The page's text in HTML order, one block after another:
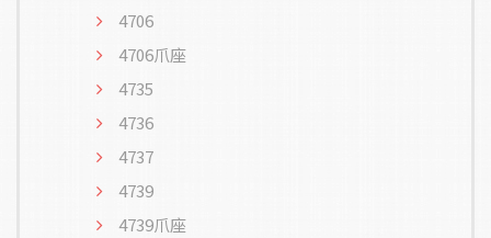
4706
4706爪座
4735
4736
4737
4739
4739爪座